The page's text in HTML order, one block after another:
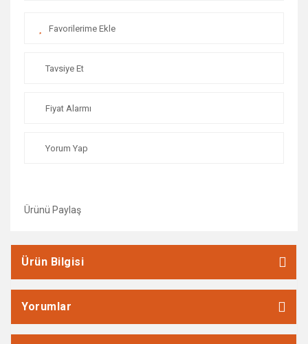
Tavsiye Et
Fiyat Alarmı
Yorum Yap
Ürünü Paylaş
Ürün Bilgisi
Yorumlar